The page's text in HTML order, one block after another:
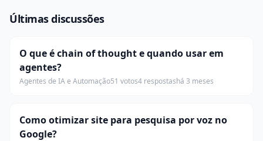
Últimas discussões
O que é chain of thought e quando usar em
agentes?
Agentes de IA e Automação51 votos4 respostashá 3 meses
Como otimizar site para pesquisa por voz no
Google?